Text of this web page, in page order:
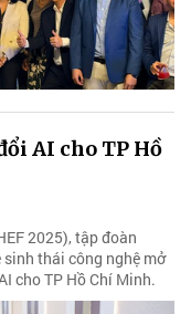
AI cho TP Hồ
2025), tập đoàn
sinh thái công nghệ mở
cho TP Hồ Chí Minh.